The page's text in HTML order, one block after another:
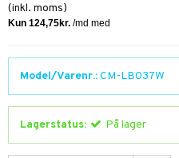
(inkl. moms)
Model/Varenr.:CM-LB037W
Lagerstatus: På lager